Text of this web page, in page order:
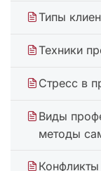
Типы
Техники
Стресс в
Виды
методы